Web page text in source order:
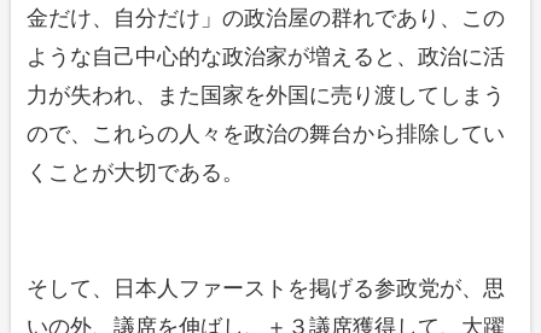
金だけ、自分だけ」の政治屋の群れであり、この
ような自己中心的な政治家が増えると、政治に活
力が失われ、また国家を外国に売り渡してしまう
ので、これらの人々を政治の舞台から排除してい
くことが大切である。
そして、日本人ファーストを掲げる参政党が、思
いの外、議席を伸ばし、＋３議席獲得して、大躍